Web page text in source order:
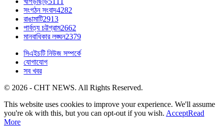
সংগঠন সংবাদ4282
রাঙামাটি2913
পার্বত্য চট্টগ্রাম2662
মানবাধিকার লঙ্ঘন2379
সিএইচটি নিউজ সম্পর্কে
যোগাযোগ
সব খবর
© 2026 - CHT NEWS. All Rights Reserved.
This website uses cookies to improve your experience. We'll assume
you're ok with this, but you can opt-out if you wish. AcceptRead
More